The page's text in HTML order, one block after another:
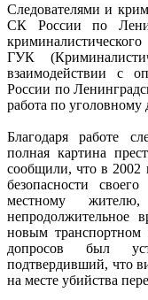
Следователями и
СК России по
ГУК
взаимодействии с
России по
работа по уголовному
Благодаря работе
полная картина
сообщили, что в 2002
безопасности
местному
непродолжительное
новым транспортном
допросов был
подтвердивший, что
на месте убийства